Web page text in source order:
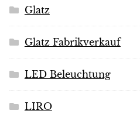
Glatz
Glatz Fabrikverkauf
LED Beleuchtung
LIRO